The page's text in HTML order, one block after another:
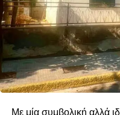
Με μία συμβολική αλλά